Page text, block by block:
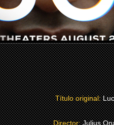
Título original:
Director:Julius